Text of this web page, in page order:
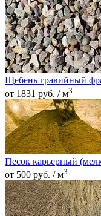
Щебень гравийный
от 1831 руб. / м3
Песок карьерный
от 500 руб. / м3